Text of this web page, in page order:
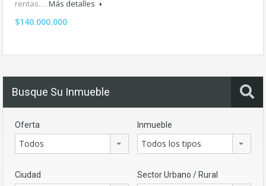
rentas.… Más detalles
$140.000.000
Busque Su Inmueble
Oferta
Todos
Inmueble
Todos los tipos
Ciudad Sector Urbano / Rural